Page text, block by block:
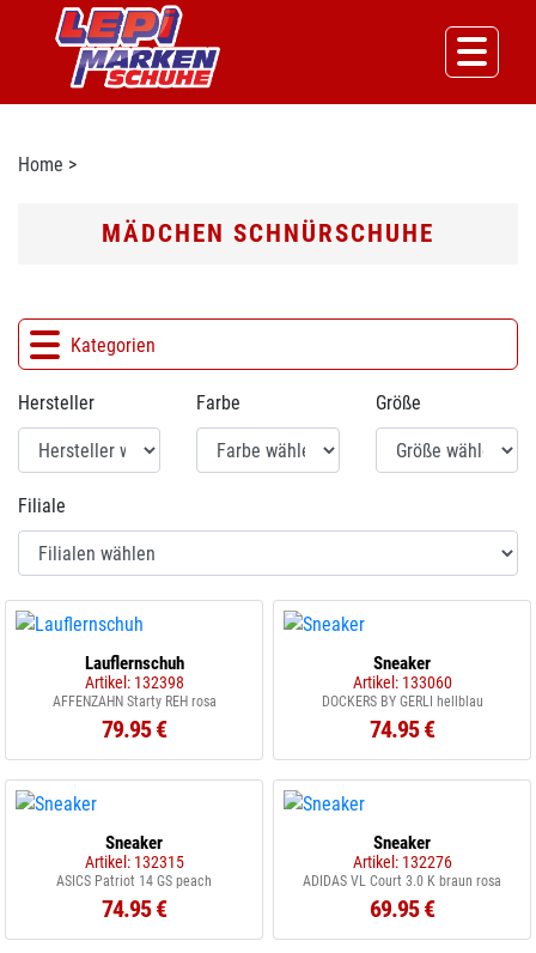
Home >
MÄDCHEN SCHNÜRSCHUHE
Kategorien
Hersteller Farbe Größe
Filiale
Lauflernschuh
Artikel: 132398
AFFENZAHN Starty REH rosa
79.95 €
Sneaker
Artikel: 133060
DOCKERS BY GERLI hellblau
74.95 €
Sneaker
Artikel: 132315
ASICS Patriot 14 GS peach
74.95 €
Sneaker
Artikel: 132276
ADIDAS VL Court 3.0 K braun rosa
69.95 €